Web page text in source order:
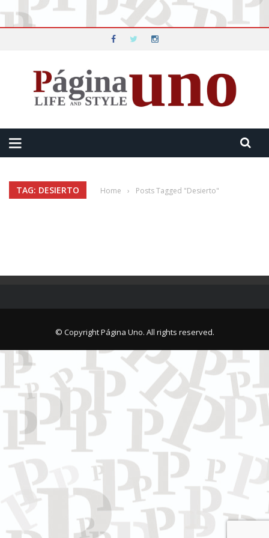
TAG: DESIERTO Home › Posts Tagged "Desierto"
© Copyright Página Uno. All rights reserved.